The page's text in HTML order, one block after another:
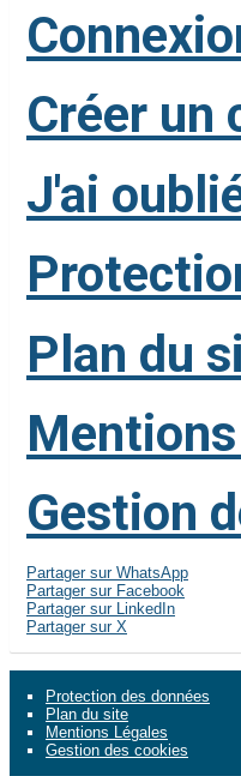
Créer un
J'ai
Plan du
Gestion
Partager sur WhatsApp
Partager sur Facebook
Partager sur LinkedIn
Partager sur X
Protection des données
Plan du site
Mentions Légales
Gestion des cookies